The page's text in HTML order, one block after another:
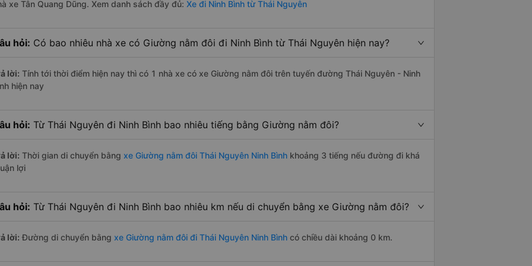
xe Tân Quang Dũng. Xem danh sách đầy đủ: Xe đi Ninh Bình từ Thái Nguyên
hỏi: Có bao nhiêu nhà xe có Giường nằm đôi đi Ninh Bình từ Thái Nguyên hiện nay?
lời: Tính tới thời điểm hiện nay thì có 1 nhà xe có xe Giường nằm đôi trên tuyến đường Thái Nguyên - Ninh
hiện nay
hỏi: Từ Thái Nguyên đi Ninh Bình bao nhiêu tiếng bằng Giường nằm đôi?
lời: Thời gian di chuyển bằng xe Giường nằm đôi Thái Nguyên Ninh Bình khoảng 3 tiếng nếu đường đi khá
lợi
hỏi: Từ Thái Nguyên đi Ninh Bình bao nhiêu km nếu di chuyển bằng xe Giường nằm đôi?
lời: Đường di chuyển bằng xe Giường nằm đôi đi Thái Nguyên Ninh Bình có chiều dài khoảng 0 km.